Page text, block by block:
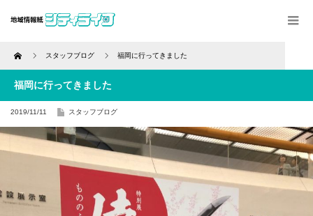
Home スタッフブログ 福岡に行ってきました
福岡に行ってきました
2019/11/11 スタッフブログ